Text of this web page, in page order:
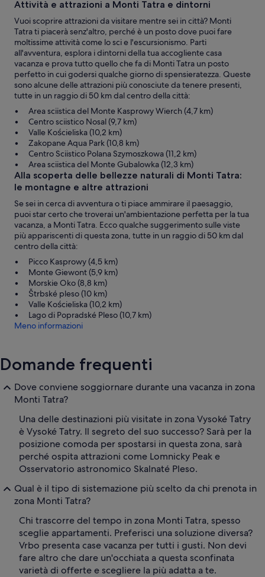
Attività e attrazioni a Monti Tatra e dintorni
Vuoi scoprire attrazioni da visitare mentre sei in città? Monti
Tatra ti piacerà senz'altro, perché è un posto dove puoi fare
moltissime attività come lo sci e l'escursionismo. Parti
all'avventura, esplora i dintorni della tua accogliente casa
vacanza e prova tutto quello che fa di Monti Tatra un posto
perfetto in cui godersi qualche giorno di spensieratezza. Queste
sono alcune delle attrazioni più conosciute da tenere presenti,
tutte in un raggio di 50 km dal centro della città:
Area sciistica del Monte Kasprowy Wierch (4,7 km)
Centro sciistico Nosal (9,7 km)
Valle Kościeliska (10,2 km)
Zakopane Aqua Park (10,8 km)
Centro Sciistico Polana Szymoszkowa (11,2 km)
Area sciistica del Monte Gubalowka (12,3 km)
Alla scoperta delle bellezze naturali di Monti Tatra:
le montagne e altre attrazioni
Se sei in cerca di avventura o ti piace ammirare il paesaggio,
puoi star certo che troverai un'ambientazione perfetta per la tua
vacanza, a Monti Tatra. Ecco qualche suggerimento sulle viste
più appariscenti di questa zona, tutte in un raggio di 50 km dal
centro della città:
Picco Kasprowy (4,5 km)
Monte Giewont (5,9 km)
Morskie Oko (8,8 km)
Štrbské pleso (10 km)
Valle Kościeliska (10,2 km)
Lago di Popradské Pleso (10,7 km)
Meno informazioni
Domande frequenti
Dove conviene soggiornare durante una vacanza in zona
Monti Tatra?
Una delle destinazioni più visitate in zona Vysoké Tatry
è Vysoké Tatry. Il segreto del suo successo? Sarà per la
posizione comoda per spostarsi in questa zona, sarà
perché ospita attrazioni come Lomnicky Peak e
Osservatorio astronomico Skalnaté Pleso.
Qual è il tipo di sistemazione più scelto da chi prenota in
zona Monti Tatra?
Chi trascorre del tempo in zona Monti Tatra, spesso
sceglie appartamenti. Preferisci una soluzione diversa?
Vrbo presenta case vacanza per tutti i gusti. Non devi
fare altro che dare un'occhiata a questa sconfinata
varietà di offerte e scegliere la più adatta a te.